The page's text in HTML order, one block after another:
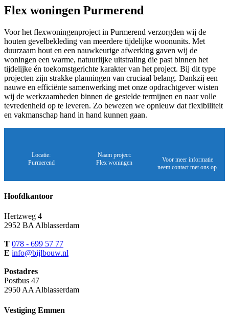
Flex woningen Purmerend
Voor het flexwoningenproject in Purmerend verzorgden wij de
houten gevelbekleding van meerdere tijdelijke woonunits. Met
duurzaam hout en een nauwkeurige afwerking gaven wij de
woningen een warme, natuurlijke uitstraling die past binnen het
tijdelijke én toekomstgerichte karakter van het project. Bij dit type
projecten zijn strakke planningen van cruciaal belang. Dankzij een
nauwe en efficiënte samenwerking met onze opdrachtgever wisten
wij de werkzaamheden binnen de gestelde termijnen en naar volle
tevredenheid op te leveren. Zo bewezen we opnieuw dat flexibiliteit
en vakmanschap hand in hand kunnen gaan.
Locatie:
Purmerend
Naam project:
Flex woningen
Voor meer informatie
neem contact met ons op.
Hoofdkantoor
Hertzweg 4
2952 BA Alblasserdam
T 078 - 699 57 77
E info@bijlbouw.nl
Postadres
Postbus 47
2950 AA Alblasserdam
Vestiging Emmen